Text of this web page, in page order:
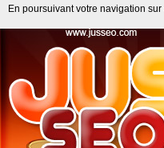
En poursuivant votre navigation